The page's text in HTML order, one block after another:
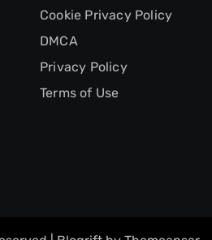
Cookie Privacy Policy
DMCA
Privacy Policy
Terms of Use